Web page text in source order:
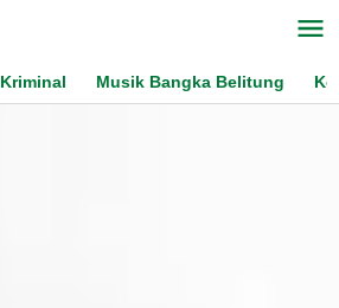
Kriminal Musik Bangka Belitung